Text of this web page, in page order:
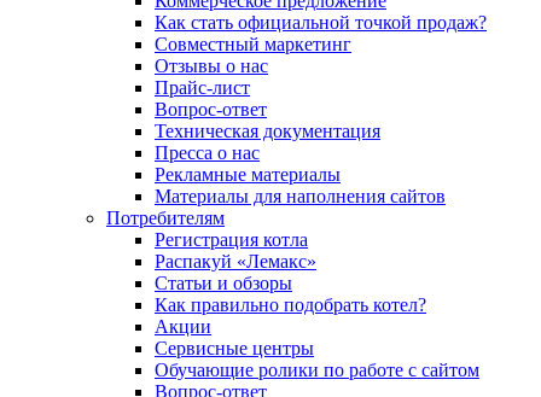
Как стать официальной точкой продаж?
Совместный маркетинг
Отзывы о нас
Прайс-лист
Вопрос-ответ
Техническая документация
Пресса о нас
Рекламные материалы
Материалы для наполнения сайтов
Потребителям
Регистрация котла
Распакуй «Лемакс»
Статьи и обзоры
Как правильно подобрать котел?
Акции
Сервисные центры
Обучающие ролики по работе с сайтом
Вопрос-ответ